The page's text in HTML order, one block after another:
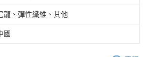
龍、彈性纖維、其他
國